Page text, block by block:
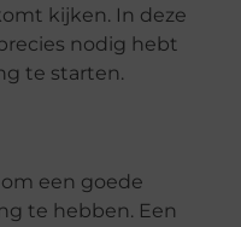
kijken. In deze
nodig hebt
te starten.
een goede
te hebben. Een